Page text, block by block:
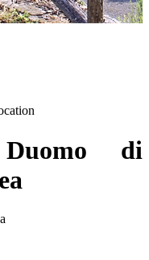
Duomo di